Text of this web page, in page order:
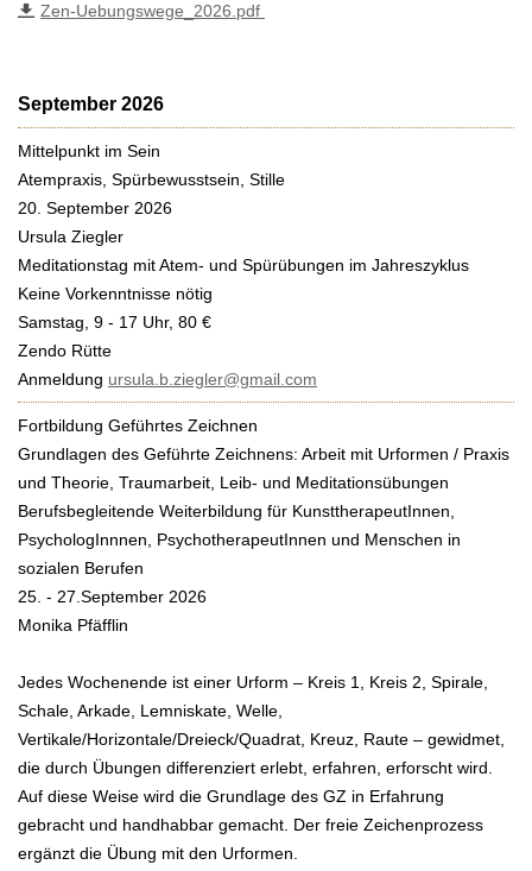
Zen-Uebungswege_2026.pdf
September 2026
Mittelpunkt im Sein
Atempraxis, Spürbewusstsein, Stille
20. September 2026
Ursula Ziegler
Meditationstag mit Atem- und Spürübungen im Jahreszyklus
Keine Vorkenntnisse nötig
Samstag, 9 - 17 Uhr, 80 €
Zendo Rütte
Anmeldung ursula.b.ziegler@gmail.com
Fortbildung Geführtes Zeichnen
Grundlagen des Geführte Zeichnens: Arbeit mit Urformen / Praxis
und Theorie, Traumarbeit, Leib- und Meditationsübungen
Berufsbegleitende Weiterbildung für KunsttherapeutInnen,
PsychologInnnen, PsychotherapeutInnen und Menschen in
sozialen Berufen
25. - 27.September 2026
Monika Pfäfflin
Jedes Wochenende ist einer Urform – Kreis 1, Kreis 2, Spirale,
Schale, Arkade, Lemniskate, Welle,
Vertikale/Horizontale/Dreieck/Quadrat, Kreuz, Raute – gewidmet,
die durch Übungen differenziert erlebt, erfahren, erforscht wird.
Auf diese Weise wird die Grundlage des GZ in Erfahrung
gebracht und handhabbar gemacht. Der freie Zeichenprozess
ergänzt die Übung mit den Urformen.